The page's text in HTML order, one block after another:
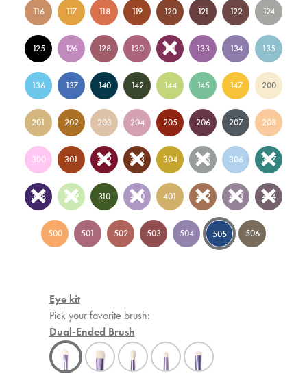
116 117 118 119 120 121 122 124
125 126 128 130 131 133 134 135
136 137 140 142 144 145 147 200
201 202 203 204 205 206 207 208
300 301 302 303 304 305 306 307
308 309 310 400 401 402 403 404
500 501 502 503 504 505 506
Eye kit
Pick your favorite brush:
Dual-Ended Brush